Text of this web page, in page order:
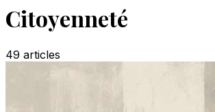
Citoyenneté
49 articles